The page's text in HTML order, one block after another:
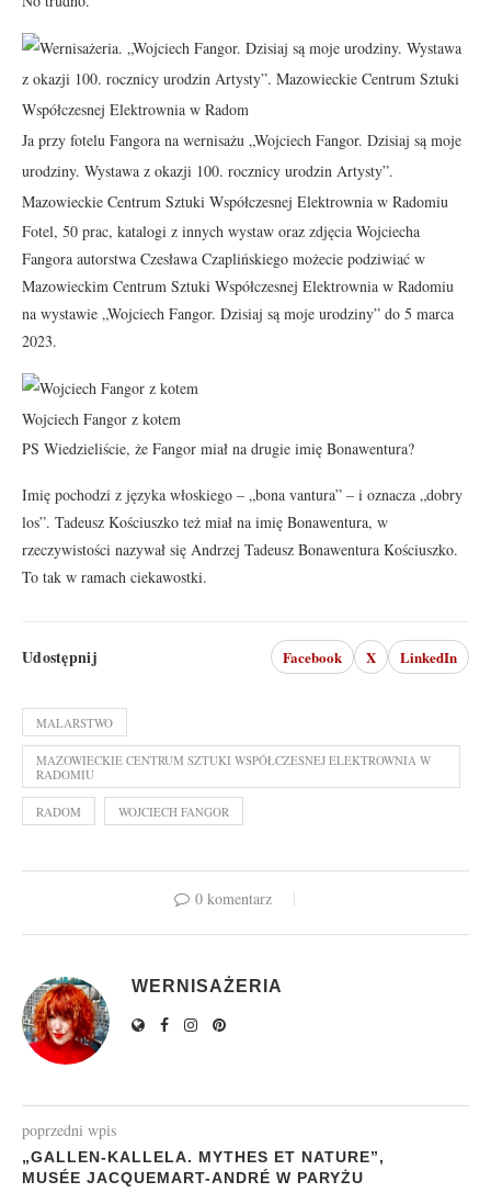
Ja przy fotelu Fangora na wernisażu „Wojciech Fangor. Dzisiaj są moje
urodziny. Wystawa z okazji 100. rocznicy urodzin Artysty”.
Mazowieckie Centrum Sztuki Współczesnej Elektrownia w Radomiu
Fotel, 50 prac, katalogi z innych wystaw oraz zdjęcia Wojciecha
Fangora autorstwa Czesława Czaplińskiego możecie podziwiać w
Mazowieckim Centrum Sztuki Współczesnej Elektrownia w Radomiu
na wystawie „Wojciech Fangor. Dzisiaj są moje urodziny” do 5 marca
2023.
Wojciech Fangor z kotem
PS Wiedzieliście, że Fangor miał na drugie imię Bonawentura?
Imię pochodzi z języka włoskiego – „bona vantura” – i oznacza „dobry
los”. Tadeusz Kościuszko też miał na imię Bonawentura, w
rzeczywistości nazywał się Andrzej Tadeusz Bonawentura Kościuszko.
To tak w ramach ciekawostki.
Udostępnij Facebook X LinkedIn
MALARSTWO
MAZOWIECKIE CENTRUM SZTUKI WSPÓŁCZESNEJ ELEKTROWNIA W
RADOMIU
RADOM WOJCIECH FANGOR
0 komentarz
WERNISAŻERIA
poprzedni wpis
„GALLEN-KALLELA. MYTHES ET NATURE”,
MUSÉE JACQUEMART-ANDRÉ W PARYŻU